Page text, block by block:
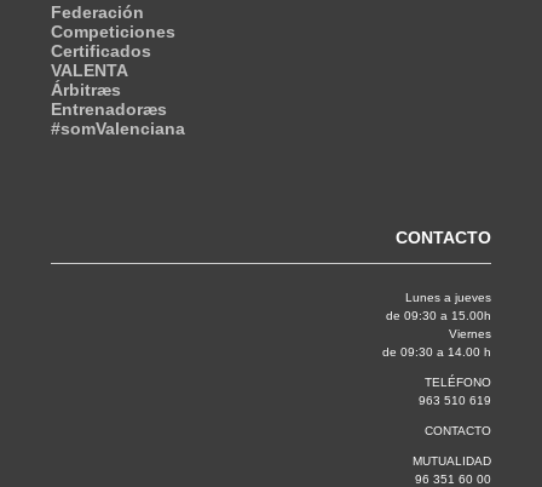
Federación
Competiciones
Certificados
VALENTA
Árbitræs
Entrenadoræs
#somValenciana
CONTACTO
Lunes a jueves
de 09:30 a 15.00h
Viernes
de 09:30 a 14.00 h
TELÉFONO
963 510 619
CONTACTO
MUTUALIDAD
96 351 60 00